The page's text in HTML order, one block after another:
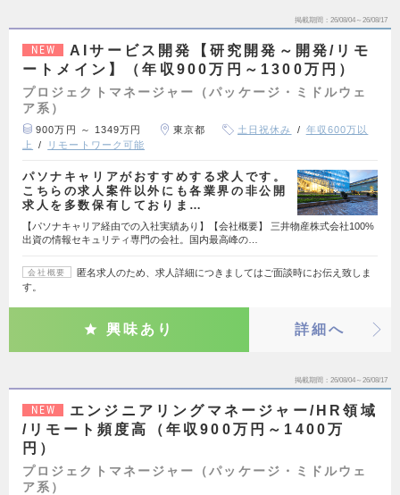
掲載期間 26/08/04～26/08/17
NEW
AIサービス開発【研究開発～開発/リモ
ートメイン】（年収900万円～1300万円）
プロジェクトマネージャー（パッケージ・ミドルウェ
ア系）
900万円 ～ 1349万円 東京都 土日祝休み
年収600万以
上
リモートワーク可能
パソナキャリアがおすすめする求人です。
こちらの求人案件以外にも各業界の非公開
求人を多数保有しておりま…
【パソナキャリア経由での入社実績あり】【会社概要】 三井物産株式会社100%
出資の情報セキュリティ専門の会社。国内最高峰の…
会社概要
匿名求人のため、求人詳細につきましてはご面談時にお伝え致しま
す。
興味あり 詳細へ
掲載期間 26/08/04～26/08/17
NEW
エンジニアリングマネージャー/HR領域
/リモート頻度高（年収900万円～1400万
円）
プロジェクトマネージャー（パッケージ・ミドルウェ
ア系）